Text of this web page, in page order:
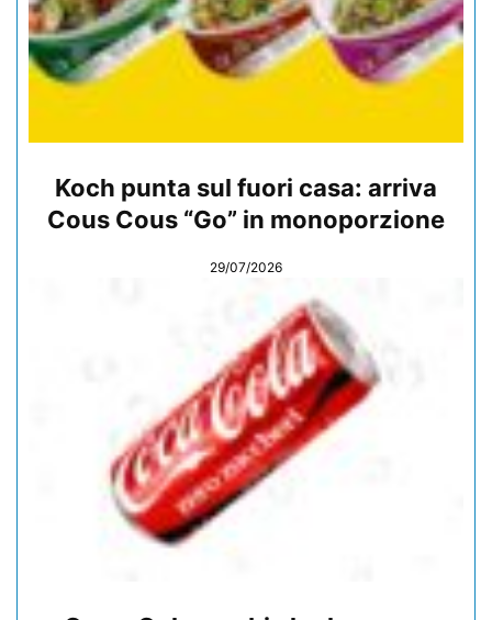
Koch punta sul fuori casa: arriva
Cous Cous “Go” in monoporzione
29/07/2026